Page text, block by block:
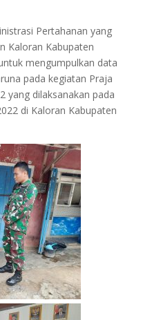
Pertahanan yang
Kaloran Kabupaten
mengumpulkan data
pada kegiatan Praja
yang dilaksanakan pada
di Kaloran Kabupaten